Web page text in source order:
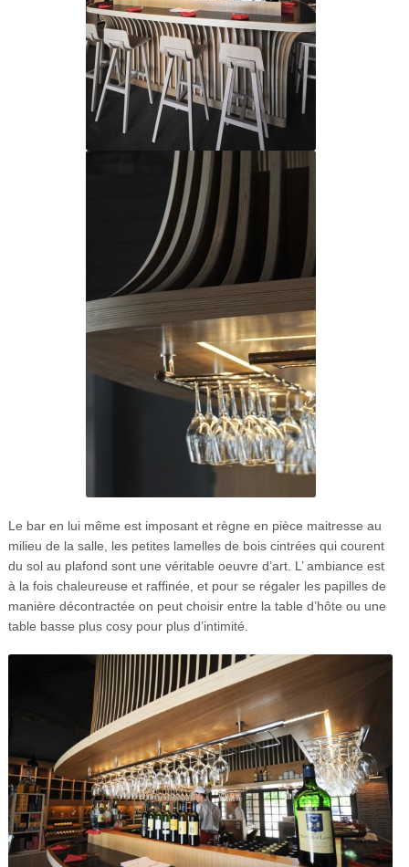
Le bar en lui même est imposant et règne en pièce maitresse au
milieu de la salle, les petites lamelles de bois cintrées qui courent
du sol au plafond sont une véritable oeuvre d’art. L’ ambiance est
à la fois chaleureuse et raffinée, et pour se régaler les papilles de
manière décontractée on peut choisir entre la table d’hôte ou une
table basse plus cosy pour plus d’intimité.